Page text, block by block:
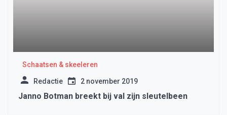
Schaatsen & skeeleren
Redactie 2 november 2019
Janno Botman breekt bij val zijn sleutelbeen